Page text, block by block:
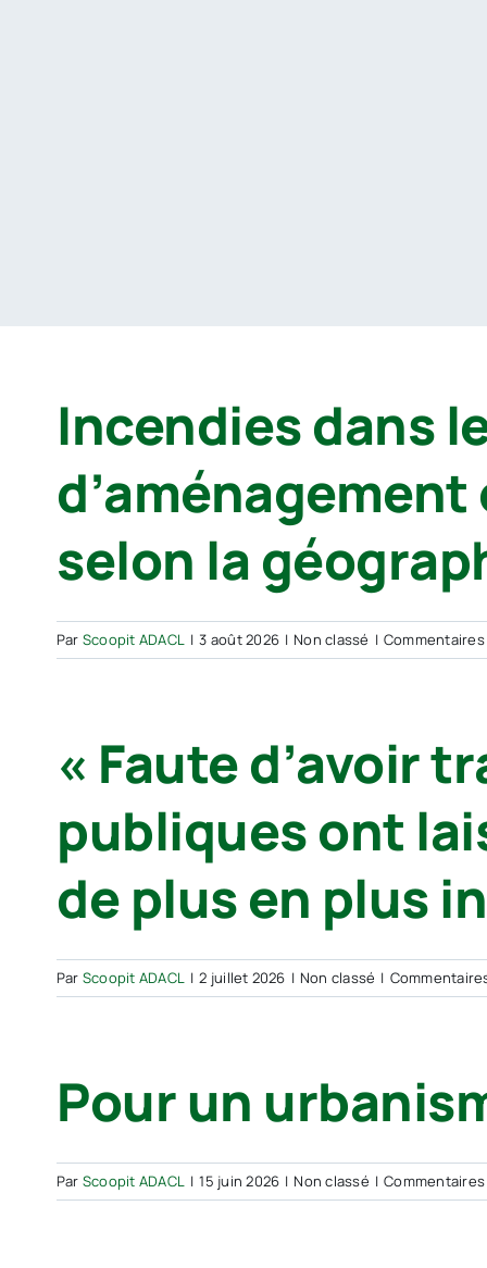
Incendies dans
selon la
Par Scoopit ADACL | 3 août 2026 | Non classé |
« Faute d’avoir
publiques ont
de plus en plus
Par Scoopit ADACL | 2 juillet 2026 | Non classé |
Pour un
Par Scoopit ADACL | 15 juin 2026 | Non classé |